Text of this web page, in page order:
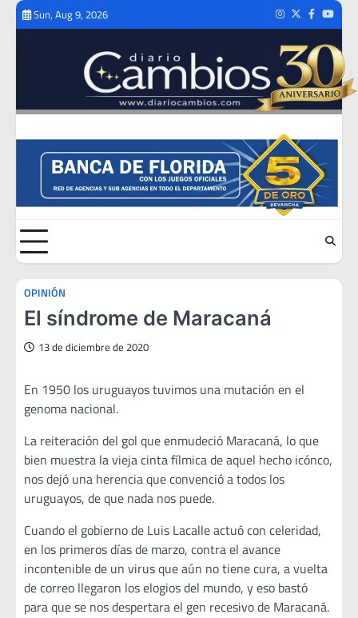
Skip
Sun, Aug 9, 2026 Instagram
TwitterFacebook
OPINIÓN
El síndrome de Maracaná
13 de diciembre de 2020
En 1950 los uruguayos tuvimos una mutación en el
genoma nacional.
La reiteración del gol que enmudeció Maracaná, lo que
bien muestra la vieja cinta fílmica de aquel hecho icónco,
nos dejó una herencia que convenció a todos los
uruguayos, de que nada nos puede.
Cuando el gobierno de Luis Lacalle actuó con celeridad,
en los primeros días de marzo, contra el avance
incontenible de un virus que aún no tiene cura, a vuelta
de correo llegaron los elogios del mundo, y eso bastó
para que se nos despertara el gen recesivo de Maracaná.